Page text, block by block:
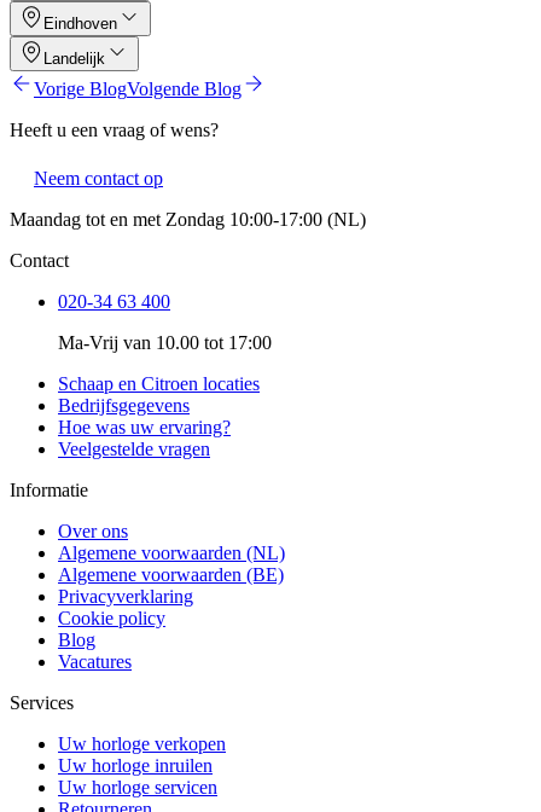
Eindhoven
Landelijk
Vorige BlogVolgende Blog
Heeft u een vraag of wens?
Neem contact op
Maandag tot en met Zondag 10:00-17:00 (NL)
Contact
020-34 63 400
Ma-Vrij van 10.00 tot 17:00
Schaap en Citroen locaties
Bedrijfsgegevens
Hoe was uw ervaring?
Veelgestelde vragen
Informatie
Over ons
Algemene voorwaarden (NL)
Algemene voorwaarden (BE)
Privacyverklaring
Cookie policy
Blog
Vacatures
Services
Uw horloge verkopen
Uw horloge inruilen
Uw horloge servicen